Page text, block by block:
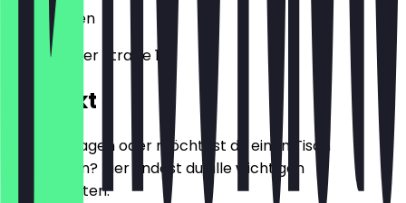
45329 Essen
Vogelheimer Straße 133
Kontakt
Hast du Fragen oder möchtest du einen Tisch
reservieren? Hier findest du alle wichtigen
Kontaktdaten.